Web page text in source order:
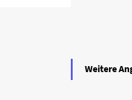
Weitere